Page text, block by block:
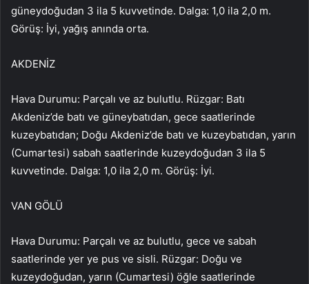
güneydoğudan 3 ila 5 kuvvetinde. Dalga: 1,0 ila 2,0 m.
Görüş: İyi, yağış anında orta.
AKDENİZ
Hava Durumu: Parçalı ve az bulutlu. Rüzgar: Batı
Akdeniz’de batı ve güneybatıdan, gece saatlerinde
kuzeybatıdan; Doğu Akdeniz’de batı ve kuzeybatıdan, yarın
(Cumartesi) sabah saatlerinde kuzeydoğudan 3 ila 5
kuvvetinde. Dalga: 1,0 ila 2,0 m. Görüş: İyi.
VAN GÖLÜ
Hava Durumu: Parçalı ve az bulutlu, gece ve sabah
saatlerinde yer ye pus ve sisli. Rüzgar: Doğu ve
kuzeydoğudan, yarın (Cumartesi) öğle saatlerinde